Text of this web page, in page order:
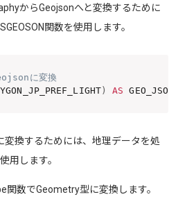
からGeojsonへと変換するために
関数を使用します。
に変換
) AS GEO_JSON
換するためには、地理データを処
用します。
関数でGeometry型に変換します。